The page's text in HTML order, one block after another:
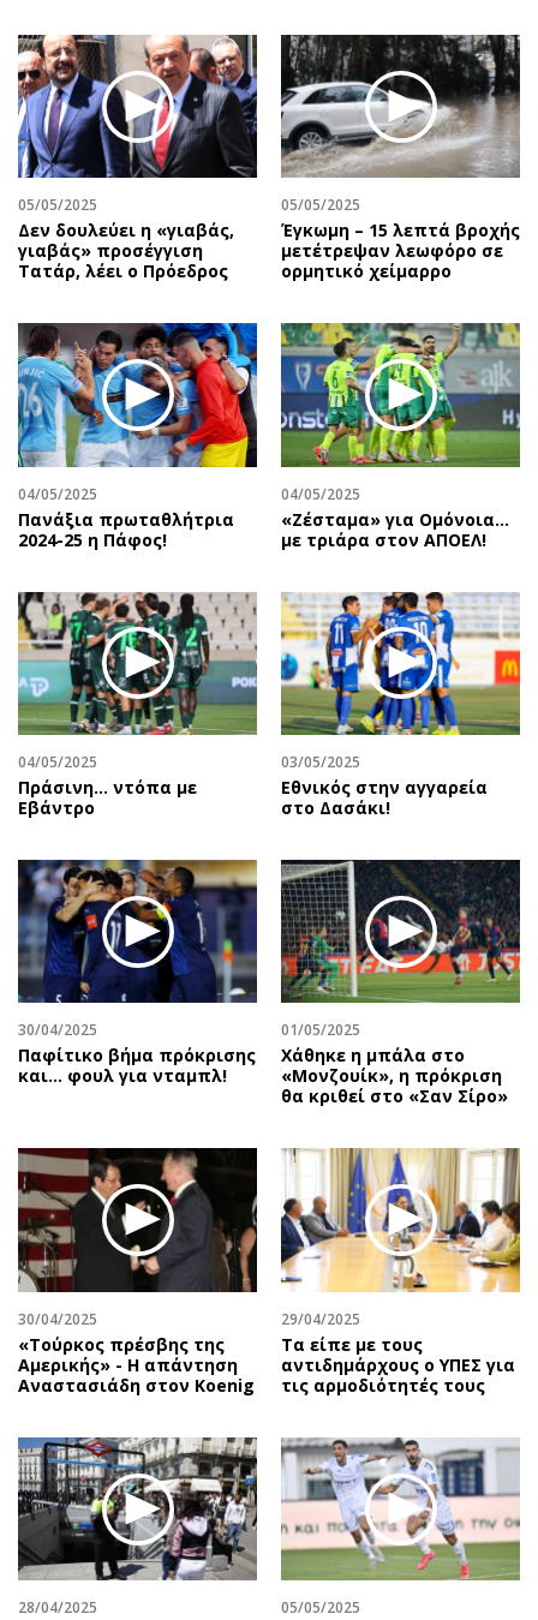
05/05/2025
Δεν δουλεύει η «γιαβάς,
γιαβάς» προσέγγιση
Τατάρ, λέει ο Πρόεδρος
05/05/2025
Έγκωμη – 15 λεπτά βροχής
μετέτρεψαν λεωφόρο σε
ορμητικό χείμαρρο
04/05/2025
Πανάξια πρωταθλήτρια
2024-25 η Πάφος!
04/05/2025
«Ζέσταμα» για Ομόνοια…
με τριάρα στον ΑΠΟΕΛ!
04/05/2025
Πράσινη... ντόπα με
Εβάντρο
03/05/2025
Εθνικός στην αγγαρεία
στο Δασάκι!
30/04/2025
Παφίτικο βήμα πρόκρισης
και… φουλ για νταμπλ!
01/05/2025
Χάθηκε η μπάλα στο
«Μονζουίκ», η πρόκριση
θα κριθεί στο «Σαν Σίρο»
30/04/2025
«Τούρκος πρέσβης της
Αμερικής» - Η απάντηση
Αναστασιάδη στον Koenig
29/04/2025
Τα είπε με τους
αντιδημάρχους ο ΥΠΕΣ για
τις αρμοδιότητές τους
28/04/2025 05/05/2025